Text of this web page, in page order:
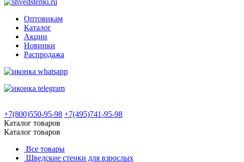
Оптовикам
Каталог
Акции
Новинки
Распродажа
+7(800)550-95-98 +7(495)741-95-98
Каталог товаров
Каталог товаров
Все товары
Шведские стенки для взрослых